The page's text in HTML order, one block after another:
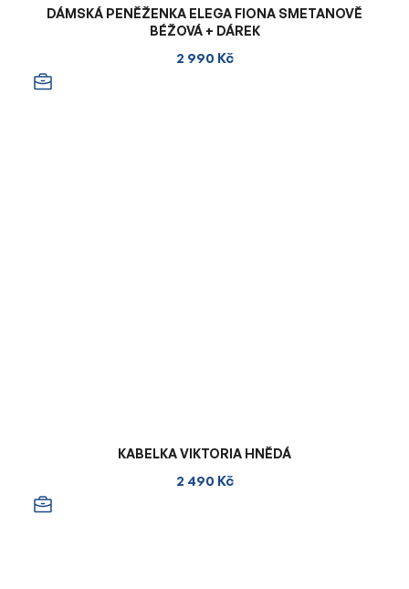
DÁMSKÁ PENĚŽENKA ELEGA FIONA SMETANOVĚ
BÉŽOVÁ + DÁREK
2 990 Kč
KABELKA VIKTORIA HNĚDÁ
2 490 Kč